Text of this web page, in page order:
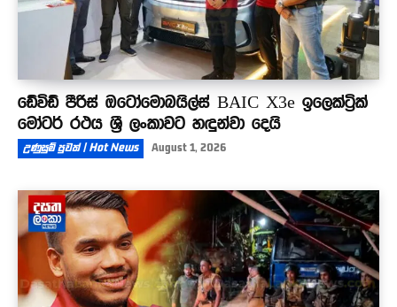
ඩේවිඩ් පීරිස් ඔටෝමොබයිල්ස් BAIC X3e ඉලෙක්ට්‍රික්
මෝටර් රථය ශ්‍රී ලංකාවට හඳුන්වා දෙයි
උණුසුම් පුවත් | Hot News August 1, 2026